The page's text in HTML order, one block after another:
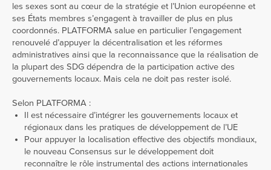
les sexes sont au cœur de la stratégie et l’Union européenne et
ses États membres s’engagent à travailler de plus en plus
coordonnés. PLATFORMA salue en particulier l’engagement
renouvelé d’appuyer la décentralisation et les réformes
administratives ainsi que la reconnaissance que la réalisation de
la plupart des SDG dépendra de la participation active des
gouvernements locaux. Mais cela ne doit pas rester isolé.
Selon PLATFORMA :
Il est nécessaire d’intégrer les gouvernements locaux et
régionaux dans les pratiques de développement de l’UE
Pour appuyer la localisation effective des objectifs mondiaux,
le nouveau Consensus sur le développement doit
reconnaître le rôle instrumental des actions internationales